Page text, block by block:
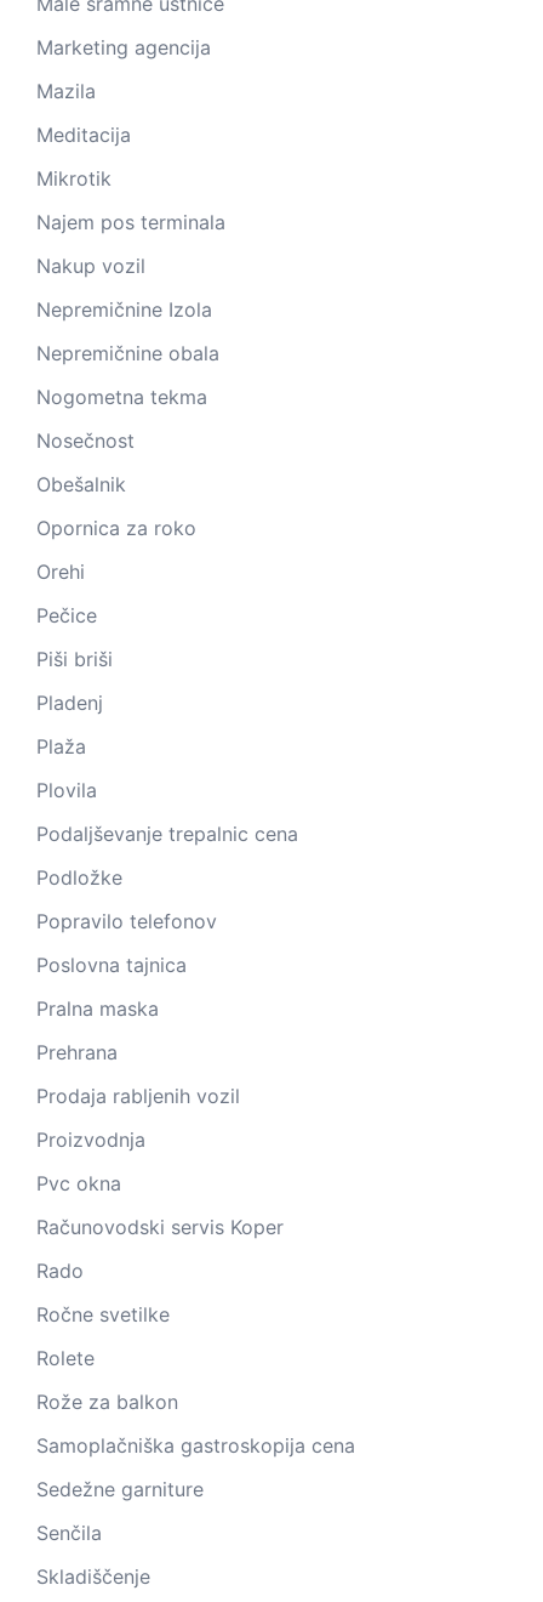
Marketing agencija
Mazila
Meditacija
Mikrotik
Najem pos terminala
Nakup vozil
Nepremičnine Izola
Nepremičnine obala
Nogometna tekma
Nosečnost
Obešalnik
Opornica za roko
Orehi
Pečice
Piši briši
Pladenj
Plaža
Plovila
Podaljševanje trepalnic cena
Podložke
Popravilo telefonov
Poslovna tajnica
Pralna maska
Prehrana
Prodaja rabljenih vozil
Proizvodnja
Pvc okna
Računovodski servis Koper
Rado
Ročne svetilke
Rolete
Rože za balkon
Samoplačniška gastroskopija cena
Sedežne garniture
Senčila
Skladiščenje